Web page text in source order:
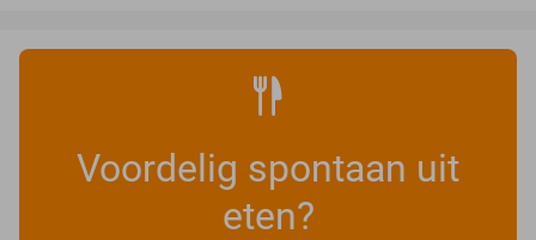
Voordelig spontaan uit
eten?